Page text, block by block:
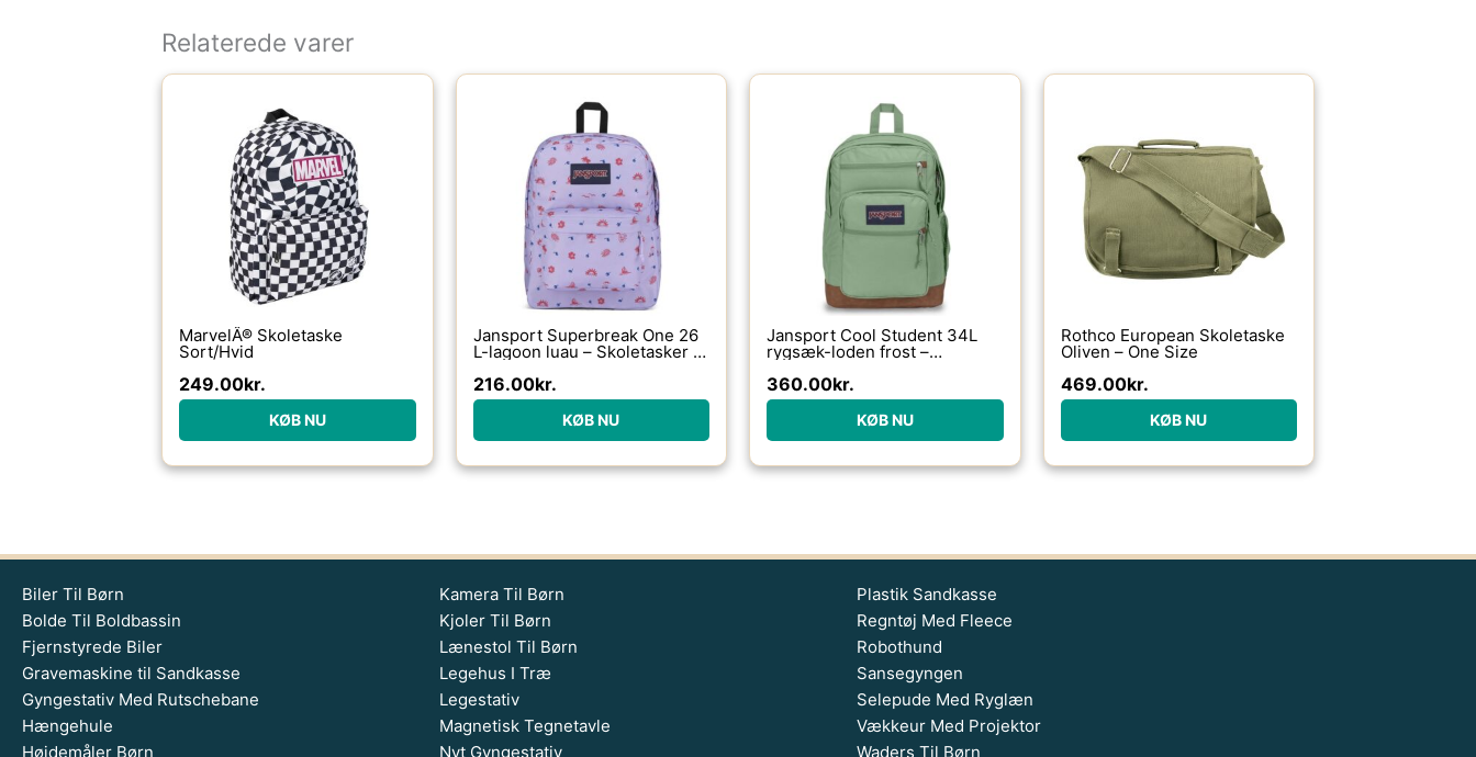
Relaterede varer
MarvelÂ® Skoletaske
Sort/Hvid
249.00kr.
KØB NU
Jansport Superbreak One 26
L-lagoon luau – Skoletasker /
216.00kr.
KØB NU
Jansport Cool Student 34L
rygsæk-loden frost –
360.00kr.
KØB NU
Rothco European Skoletaske
Oliven – One Size
469.00kr.
KØB NU
Biler Til Børn
Bolde Til Boldbassin
Fjernstyrede Biler
Gravemaskine til Sandkasse
Gyngestativ Med Rutschebane
Hængehule
Højdemåler Børn
Kamera Til Børn
Kjoler Til Børn
Lænestol Til Børn
Legehus I Træ
Legestativ
Magnetisk Tegnetavle
Nyt Gyngestativ
Plastik Sandkasse
Regntøj Med Fleece
Robothund
Sansegyngen
Selepude Med Ryglæn
Vækkeur Med Projektor
Waders Til Børn